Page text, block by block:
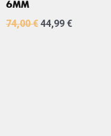
6MM
74,00€ 44,99 €